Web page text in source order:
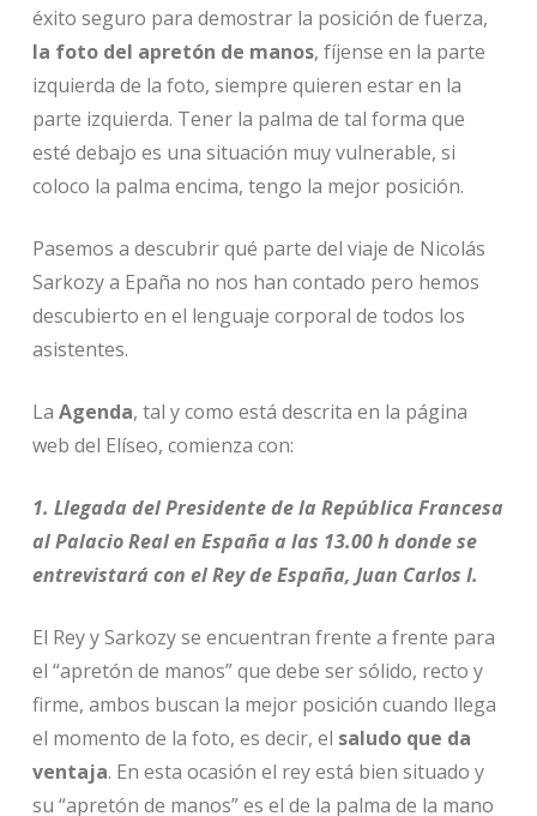
éxito seguro para demostrar la posición de fuerza,
la foto del apretón de manos, fíjense en la parte
izquierda de la foto, siempre quieren estar en la
parte izquierda. Tener la palma de tal forma que
esté debajo es una situación muy vulnerable, si
coloco la palma encima, tengo la mejor posición.
Pasemos a descubrir qué parte del viaje de Nicolás
Sarkozy a Epaña no nos han contado pero hemos
descubierto en el lenguaje corporal de todos los
asistentes.
La Agenda, tal y como está descrita en la página
web del Elíseo, comienza con:
1. Llegada del Presidente de la República Francesa
al Palacio Real en España a las 13.00 h donde se
entrevistará con el Rey de España, Juan Carlos I.
El Rey y Sarkozy se encuentran frente a frente para
el “apretón de manos” que debe ser sólido, recto y
firme, ambos buscan la mejor posición cuando llega
el momento de la foto, es decir, el saludo que da
ventaja. En esta ocasión el rey está bien situado y
su “apretón de manos” es el de la palma de la mano